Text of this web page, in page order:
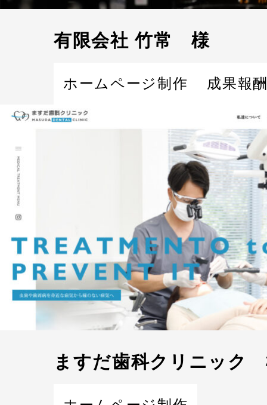
有限会社 竹常 様
ホームページ制作 成果報
ますだ歯科クリニック